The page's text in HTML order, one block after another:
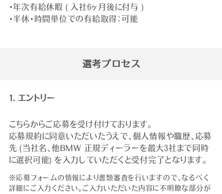
・年次有給休暇 ( 入社6ヶ月後に付与 )
・半休・時間単位での有給取得：可能
選考プロセス
1. エントリー
こちらからご応募を受け付けております。
応募規約に同意いただいたうえで、個人情報や職歴、応募
先 (当社名、他BMW 正規ディーラーを最大3社まで同時
に選択可能) を入力していただくと受付完了となります。
※応募フォームの情報により書類審査を行いますので、なるべく
詳細にご入力ください。ご入力いただいた内容に不明瞭な部分が